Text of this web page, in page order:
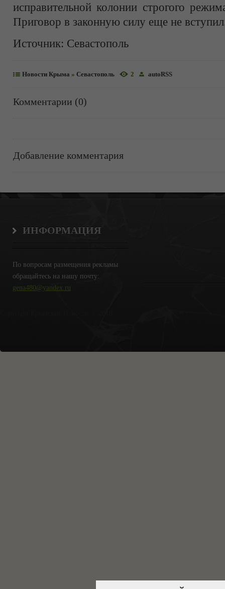
исправительной колонии строгого
Приговор в законную силу еще не
Источник: Севастополь
Новости Крыма » Севастополь 2 autoRSS
Комментарии (0)
Добавление комментария
ИНФОРМАЦИЯ
По вопросам размещения рекламы
обращайтесь на нашу почту:
gena480@yandex.ru